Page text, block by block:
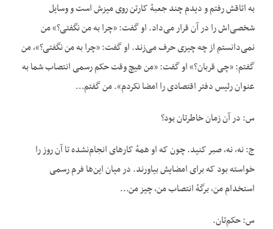
به اتاقش رفتم و دیدم چند جعبهٔ کارتن روی میزش است و وسایل
شخصی‌اش را در آن قرار می‌داد. او گفت: «چرا به من نگفتی؟» من
نمی‌دانستم از چه چیزی حرف می‌زند. او گفت: «چرا به من نگفتی؟»، من
گفتم: «چی قربان؟» او گفت: «من هیچ وقت حکم رسمی انتصاب شما به
عنوان رئیس دفتر اقتصادی را امضا نکردم». من گفتم…
س: در آن زمان خاطرتان بود؟
ج: نه، نه، صبر کنید. چون که او همهٔ کارهای انجام‌نشده تا آن روز را
خواسته بود که برای امضایش بیاورند. در میان این‌ها فرم رسمی
استخدام من، برگهٔ انتصاب من، چیز من…
س: حکم‌تان.